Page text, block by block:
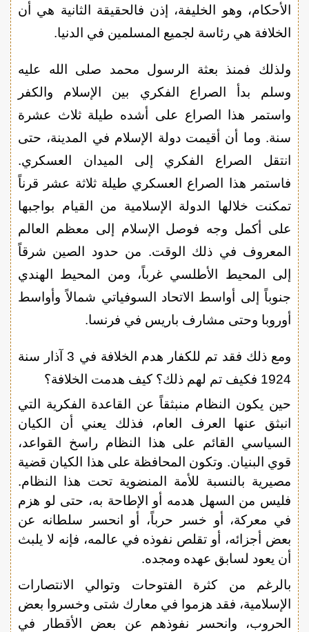
الأحكام، وهو الخليفة، إذن فالحقيقة الثانية هي أن
الخلافة هي رئاسة لجميع المسلمين في الدنيا.
ولذلك فمنذ بعثة الرسول محمد صلى الله عليه
وسلم بدأ الصراع الفكري بين الإسلام والكفر
واستمر هذا الصراع على أشده طيلة ثلاث عشرة
سنة. وما أن أقيمت دولة الإسلام في المدينة، حتى
انتقل الصراع الفكري إلى الميدان العسكري.
فاستمر هذا الصراع العسكري طيلة ثلاثة عشر قرناً
تمكنت خلالها الدولة الإسلامية من القيام بواجبها
على أكمل وجه فوصل الإسلام إلى معظم العالم
المعروف في ذلك الوقت. من حدود الصين شرقاً
إلى المحيط الأطلسي غرباً، ومن المحيط الهندي
جنوباً إلى أواسط الاتحاد السوفياتي شمالاً وأواسط
أوروبا وحتى مشارف باريس في فرنسا.
ومع ذلك فقد تم للكفار هدم الخلافة في 3 آذار سنة
1924 فكيف تم لهم ذلك؟ كيف هدمت الخلافة؟
حين يكون النظام منبثقاً عن القاعدة الفكرية التي
انبثق عنها العرف العام، فذلك يعني أن الكيان
السياسي القائم على هذا النظام راسخ القواعد،
قوي البنيان. وتكون المحافظة على هذا الكيان قضية
مصيرية بالنسبة للأمة المنضوية تحت هذا النظام.
فليس من السهل هدمه أو الإطاحة به، حتى لو هزم
في معركة، أو خسر حرباً، أو انحسر سلطانه عن
بعض أجزائه، أو تقلص نفوذه في عالمه، فإنه لا يلبث
أن يعود لسابق عهده ومجده.
بالرغم من كثرة الفتوحات وتوالي الانتصارات
الإسلامية، فقد هزموا في معارك شتى وخسروا بعض
الحروب، وانحسر نفوذهم عن بعض الأقطار في